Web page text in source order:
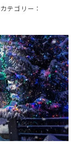
カテゴリー：